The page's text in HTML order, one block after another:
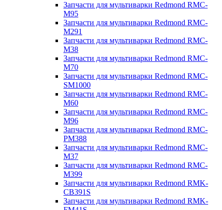
Запчасти для мультиварки Redmond RMC-
M95
Запчасти для мультиварки Redmond RMC-
M291
Запчасти для мультиварки Redmond RMC-
M38
Запчасти для мультиварки Redmond RMC-
M70
Запчасти для мультиварки Redmond RMC-
SM1000
Запчасти для мультиварки Redmond RMC-
M60
Запчасти для мультиварки Redmond RMC-
M96
Запчасти для мультиварки Redmond RMC-
PM388
Запчасти для мультиварки Redmond RMC-
M37
Запчасти для мультиварки Redmond RMC-
M399
Запчасти для мультиварки Redmond RMK-
CB391S
Запчасти для мультиварки Redmond RMK-